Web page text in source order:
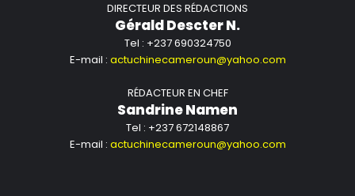
DIRECTEUR DES RÉDACTIONS
Gérald Descter N.
Tel : +237 690324750
E-mail : actuchinecameroun@yahoo.com
RÉDACTEUR EN CHEF
Sandrine Namen
Tel : +237 672148867
E-mail : actuchinecameroun@yahoo.com